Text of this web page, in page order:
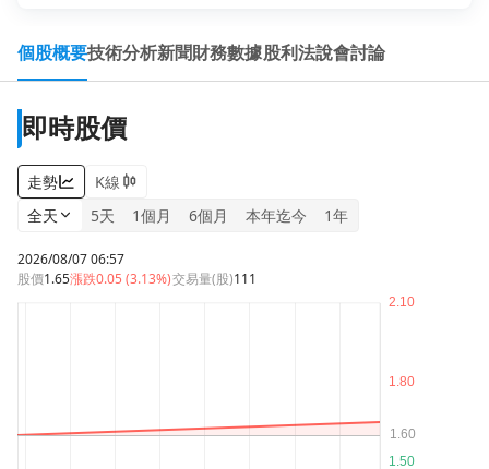
個股概要技術分析新聞財務數據股利法說會討論
即時股價
走勢
K線
全天
5天 1個月 6個月 本年迄今 1年
2026/08/07 06:57
股價1.65漲跌0.05 (3.13%)交易量(股)111